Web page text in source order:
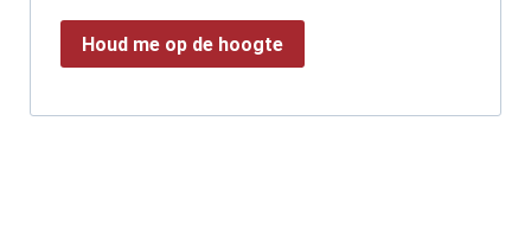
Houd me op de hoogte